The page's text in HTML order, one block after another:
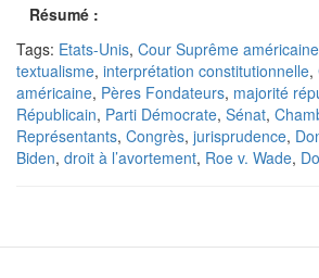
Résumé :
Tags: Etats-Unis, Cour Suprême américaine
textualisme, interprétation constitutionnelle,
américaine, Pères Fondateurs, majorité
Républicain, Parti Démocrate, Sénat,
Représentants, Congrès, jurisprudence,
Biden, droit à l’avortement, Roe v. Wade,